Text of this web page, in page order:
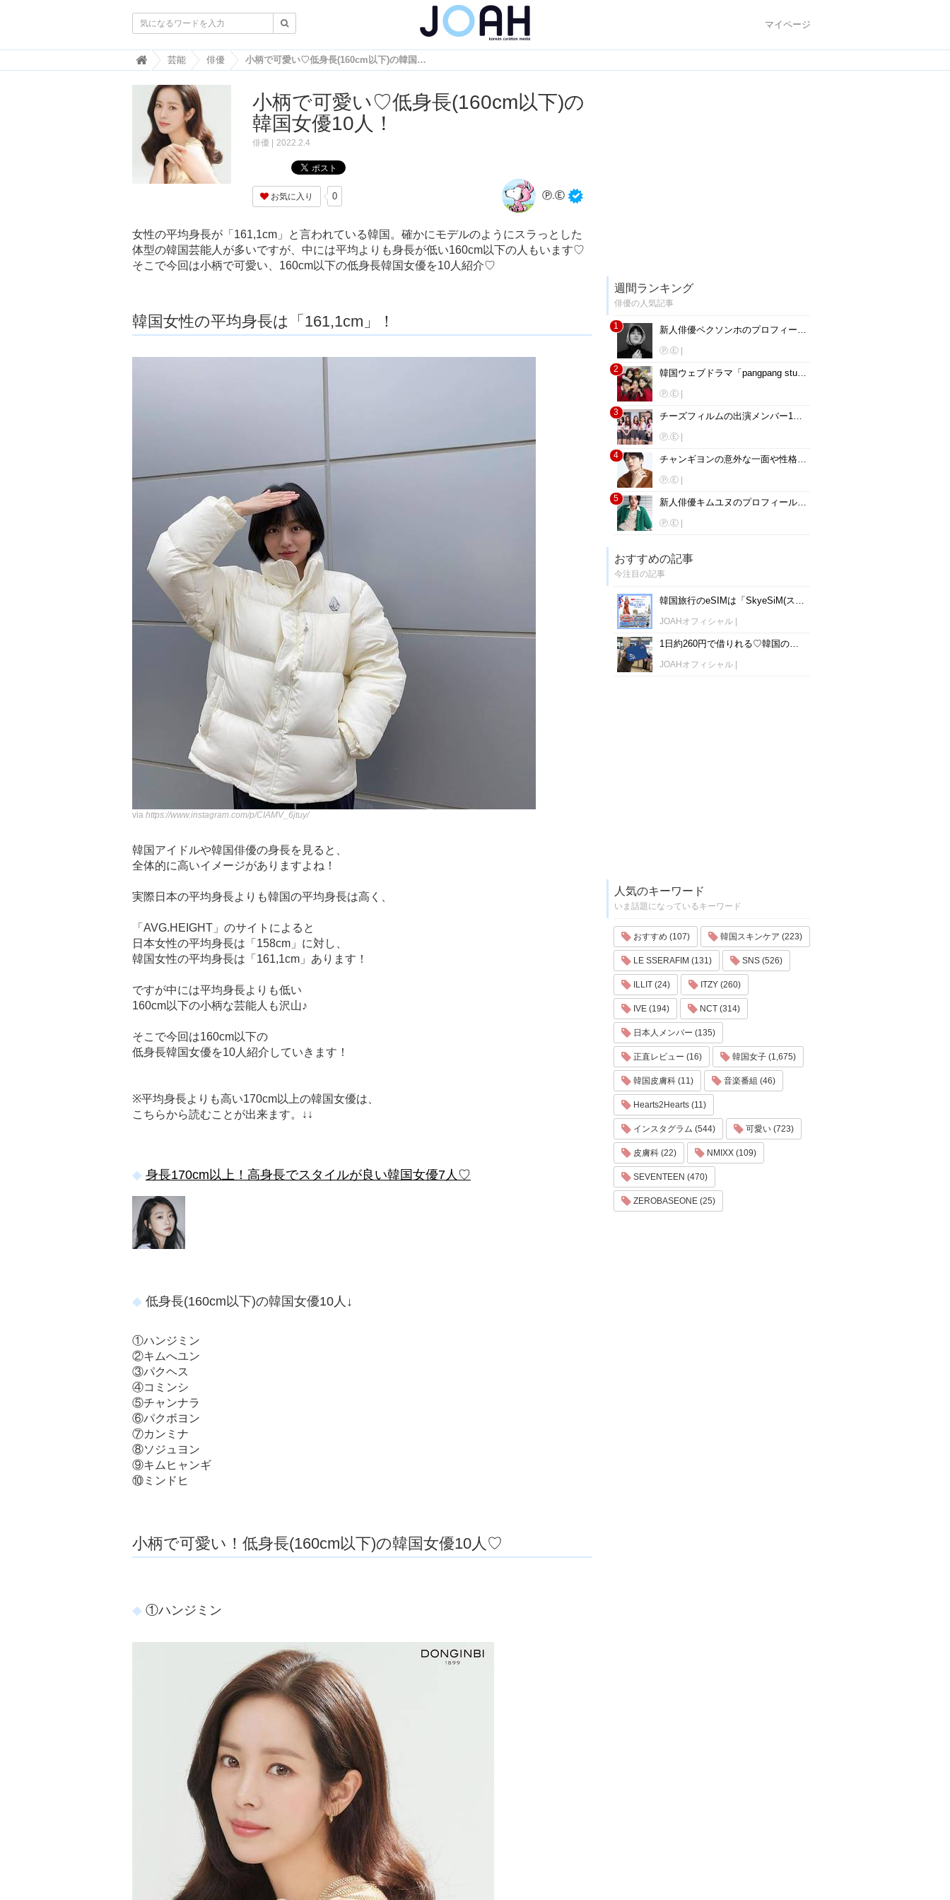
マイページ
韓
国
ト
レ
ン
ド
情
・
韓
国
J
O
ジ
ョ
ア
芸能 俳優 小柄で可愛い♡低身長(160cm以下)の韓国女優10人！
小柄で可愛い♡低身長(160cm以下)の
韓国女優10人！
俳優 2022.2.4
お気に入り 0 Ⓟ.Ⓔ
女性の平均身長が「161,1cm」と言われている韓国。確かにモデルのようにスラっとした
体型の韓国芸能人が多いですが、中には平均よりも身長が低い160cm以下の人もいます♡
そこで今回は小柄で可愛い、160cm以下の低身長韓国女優を10人紹介♡
韓国女性の平均身長は「161,1cm」！
via https://www.instagram.com/p/CIAMV_6jtuy/
韓国アイドルや韓国俳優の身長を見ると、
全体的に高いイメージがありますよね！
実際日本の平均身長よりも韓国の平均身長は高く、
「AVG.HEIGHT」のサイトによると
日本女性の平均身長は「158cm」に対し、
韓国女性の平均身長は「161,1cm」あります！
ですが中には平均身長よりも低い
160cm以下の小柄な芸能人も沢山♪
そこで今回は160cm以下の
低身長韓国女優を10人紹介していきます！
※平均身長よりも高い170cm以上の韓国女優は、
こちらから読むことが出来ます。↓↓
身長170cm以上！高身長でスタイルが良い韓国女優7人♡
低身長(160cm以下)の韓国女優10人↓
①ハンジミン
②キムへユン
③パクヘス
④コミンシ
⑤チャンナラ
⑥パクボヨン
⑦カンミナ
⑧ソジュヨン
⑨キムヒャンギ
⑩ミンドヒ
小柄で可愛い！低身長(160cm以下)の韓国女優10人♡
①ハンジミン
週間ランキング
俳優の人気記事
1 新人俳優ペクソンホのプロフィール詳細！インスタ、出演ドラマ、熱愛彼女は？
Ⓟ.Ⓔ|
2
韓国ウェブドラマ「pangpang studio」女性キャストのプロフィール♡インスタは？
Ⓟ.Ⓔ|
3
チーズフィルムの出演メンバー10人のプロフィールとSNSを紹介♡
Ⓟ.Ⓔ|
4
チャンギヨンの意外な一面や性格、熱愛や整形について徹底解剖！
Ⓟ.Ⓔ|
5
新人俳優キムユヌのプロフィール紹介！インスタ、出演ドラマ、兵役は？
Ⓟ.Ⓔ|
おすすめの記事
今注目の記事
韓国旅行のeSIMは「SkyeSiM(スカイイーシム)」！1日単位で最安値380円から利用可能！
JOAHオフィシャル|
1日約260円で借りれる♡韓国のWiFiレンタルおすすめ「WiFi弁当(WiFi Dosirak)」
JOAHオフィシャル|
人気のキーワード
いま話題になっているキーワード
おすすめ (107) 韓国スキンケア (223)
LE SSERAFIM (131) SNS (526)
ILLIT (24) ITZY (260)
IVE (194) NCT (314)
日本人メンバー (135)
正直レビュー (16) 韓国女子 (1,675)
韓国皮膚科 (11) 音楽番組 (46)
Hearts2Hearts (11)
インスタグラム (544) 可愛い (723)
皮膚科 (22) NMIXX (109)
SEVENTEEN (470)
ZEROBASEONE (25)